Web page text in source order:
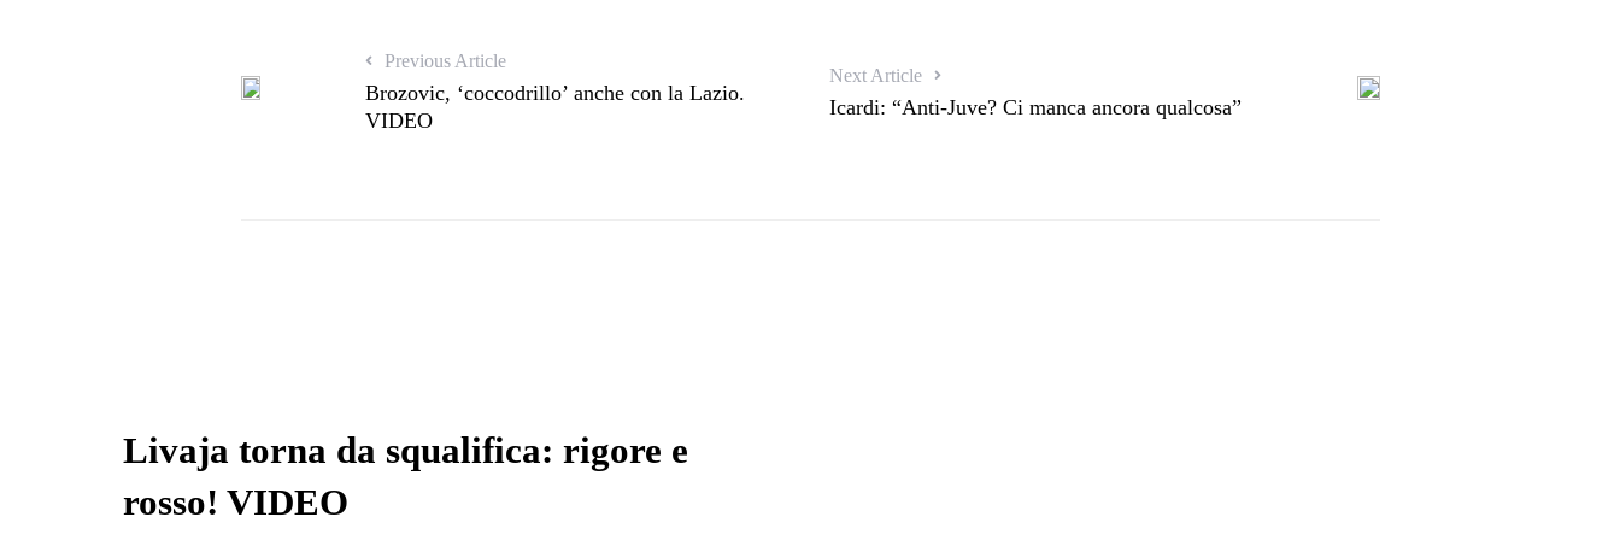
Previous Article
Brozovic, ‘coccodrillo’ anche con la Lazio.
VIDEO
Next Article
Icardi: “Anti-Juve? Ci manca ancora qualcosa”
Livaja torna da squalifica: rigore e
rosso! VIDEO